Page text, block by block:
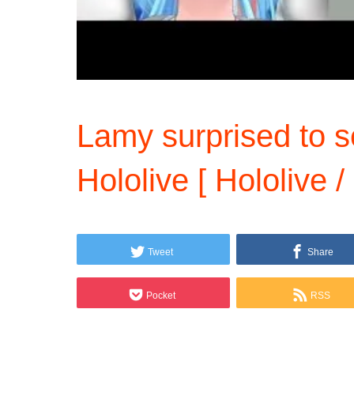
Lamy surprised to
Hololive [ Hololive
Tweet Share
Pocket RSS